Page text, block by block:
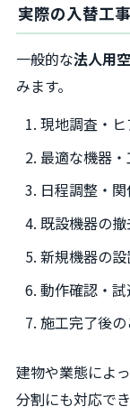
実際の入替工
一般的な法人用
みます。
現地調査・
最適な機器
日程調整・
既設機器の撤
新規機器の
動作確認・
施工完了後
建物や業態によ
分割にも対応で